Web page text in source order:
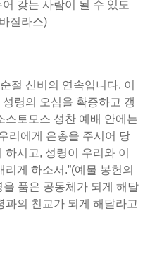
갖는 사람이 될 수 있도
질라스)
절 신비의 연속입니다. 이
령의 오심을 확증하고 갱
스토모스 성찬 예배 안에는
리에게 은총을 주시어 당
시고, 성령이 우리와 이
게 하소서.”(예물 봉헌의
품은 공동체가 되게 해달
과의 친교가 되게 해달라고